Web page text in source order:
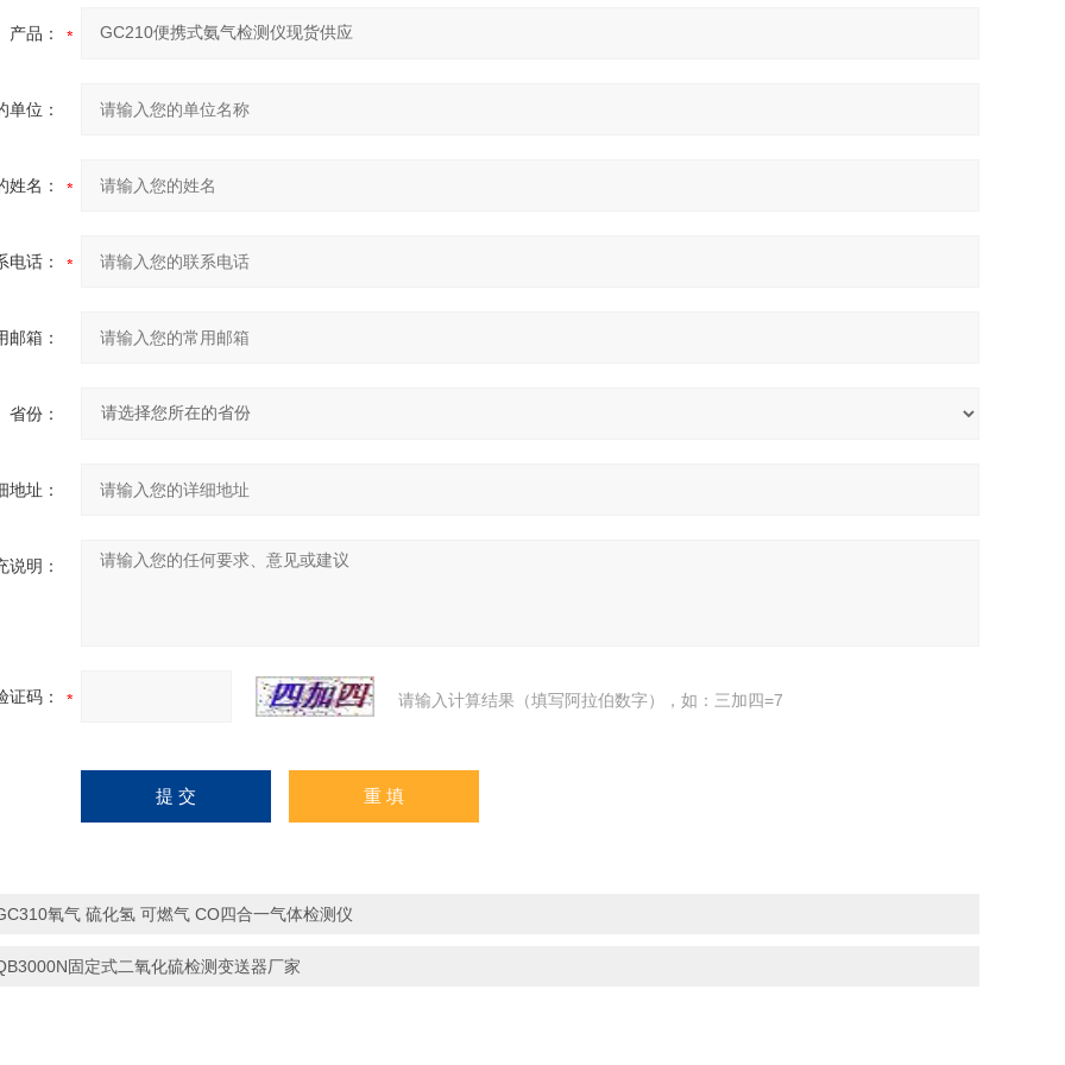
产品：
单位：
姓名：
电话：
邮箱：
省份：
地址：
说明：
证码： 请输入计算结果（填写阿拉伯数字），如：三加四=7
氧气 硫化氢 可燃气 CO四合一气体检测仪
固定式二氧化硫检测变送器厂家